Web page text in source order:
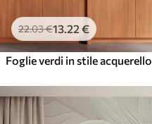
22.03€13 .22 €
Foglie verdi in stile acquerello